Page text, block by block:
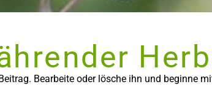
Bearbeite oder lösche ihn und beginne